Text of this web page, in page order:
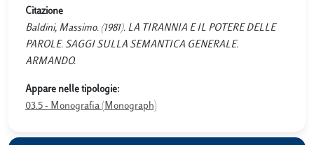
Citazione
Baldini, Massimo. (1981). LA TIRANNIA E IL POTERE DELLE
PAROLE. SAGGI SULLA SEMANTICA GENERALE.
ARMANDO.
Appare nelle tipologie:
03.5 - Monografia (Monograph)